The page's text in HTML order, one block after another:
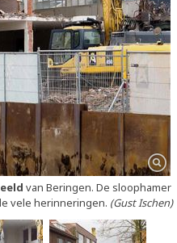
van Beringen. De sloophamer
vele herinneringen. (Gust Ischen)